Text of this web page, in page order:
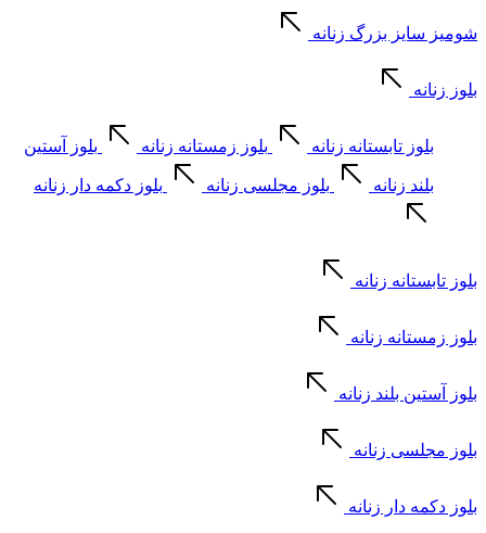
شومیز سایز بزرگ زنانه
بلوز زنانه
بلوز تابستانه زنانه بلوز زمستانه زنانه بلوز آستین
بلند زنانه بلوز مجلسی زنانه بلوز دکمه دار زنانه
بلوز تابستانه زنانه
بلوز زمستانه زنانه
بلوز آستین بلند زنانه
بلوز مجلسی زنانه
بلوز دکمه دار زنانه